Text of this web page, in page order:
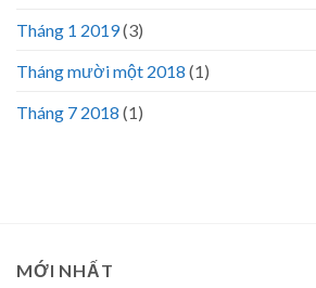
Tháng 1 2019(3)
Tháng mười một 2018 (1)
Tháng 7 2018 (1)
MỚI NHẤT